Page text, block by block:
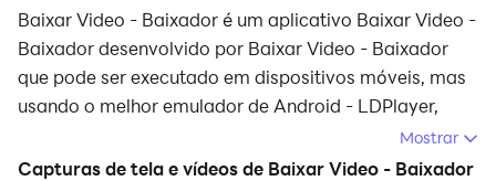
Baixar Video - Baixador é um aplicativo Baixar Video -
Baixador desenvolvido por Baixar Video - Baixador
que pode ser executado em dispositivos móveis, mas
usando o melhor emulador de Android - LDPlayer,
você pode baixar e jogar Baixar Video - Baixador no
seu computador.
Mostrar
Capturas de tela e vídeos de Baixar Video - Baixador